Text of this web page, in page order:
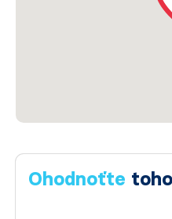
Ohodnoťte